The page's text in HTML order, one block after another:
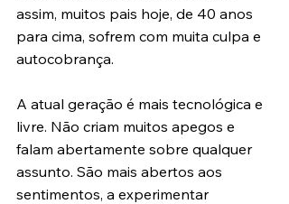
assim, muitos pais hoje, de 40 anos
para cima, sofrem com muita culpa e
autocobrança.
A atual geração é mais tecnológica e
livre. Não criam muitos apegos e
falam abertamente sobre qualquer
assunto. São mais abertos aos
sentimentos, a experimentar